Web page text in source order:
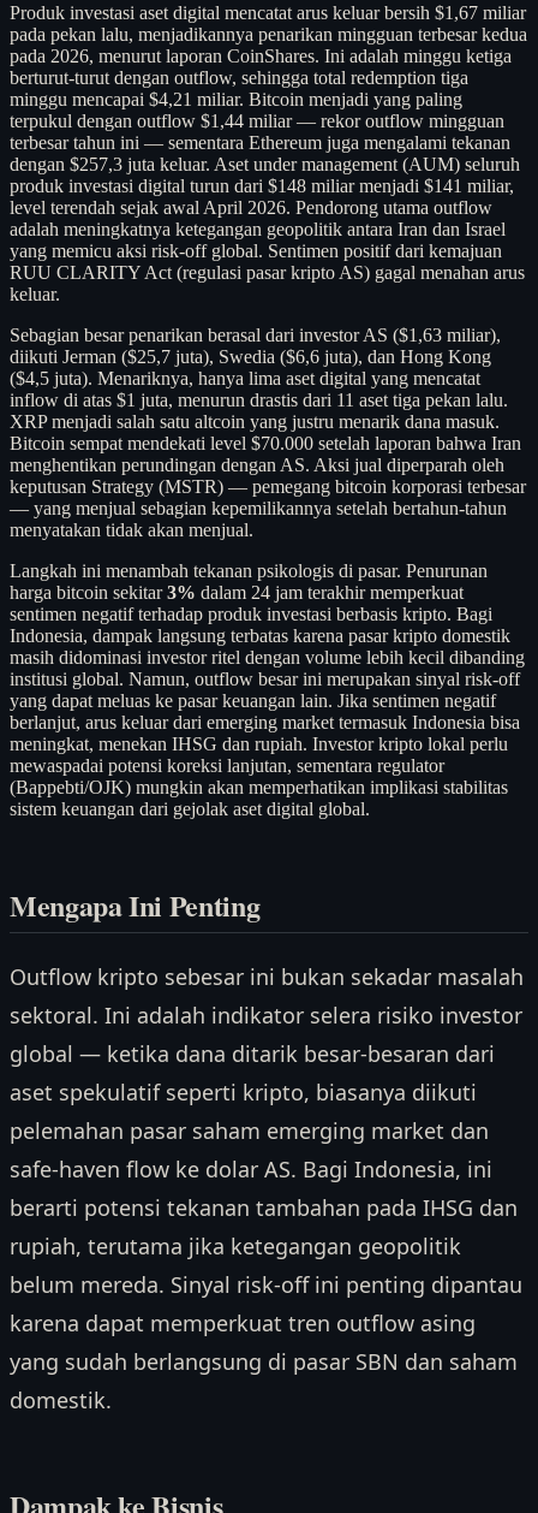
Produk investasi aset digital mencatat arus keluar bersih $1,67 miliar
pada pekan lalu, menjadikannya penarikan mingguan terbesar kedua
pada 2026, menurut laporan CoinShares. Ini adalah minggu ketiga
berturut-turut dengan outflow, sehingga total redemption tiga
minggu mencapai $4,21 miliar. Bitcoin menjadi yang paling
terpukul dengan outflow $1,44 miliar — rekor outflow mingguan
terbesar tahun ini — sementara Ethereum juga mengalami tekanan
dengan $257,3 juta keluar. Aset under management (AUM) seluruh
produk investasi digital turun dari $148 miliar menjadi $141 miliar,
level terendah sejak awal April 2026. Pendorong utama outflow
adalah meningkatnya ketegangan geopolitik antara Iran dan Israel
yang memicu aksi risk-off global. Sentimen positif dari kemajuan
RUU CLARITY Act (regulasi pasar kripto AS) gagal menahan arus
keluar.
Sebagian besar penarikan berasal dari investor AS ($1,63 miliar),
diikuti Jerman ($25,7 juta), Swedia ($6,6 juta), dan Hong Kong
($4,5 juta). Menariknya, hanya lima aset digital yang mencatat
inflow di atas $1 juta, menurun drastis dari 11 aset tiga pekan lalu.
XRP menjadi salah satu altcoin yang justru menarik dana masuk.
Bitcoin sempat mendekati level $70.000 setelah laporan bahwa Iran
menghentikan perundingan dengan AS. Aksi jual diperparah oleh
keputusan Strategy (MSTR) — pemegang bitcoin korporasi terbesar
— yang menjual sebagian kepemilikannya setelah bertahun-tahun
menyatakan tidak akan menjual.
Langkah ini menambah tekanan psikologis di pasar. Penurunan
harga bitcoin sekitar3% dalam 24 jam terakhir memperkuat
sentimen negatif terhadap produk investasi berbasis kripto. Bagi
Indonesia, dampak langsung terbatas karena pasar kripto domestik
masih didominasi investor ritel dengan volume lebih kecil dibanding
institusi global. Namun, outflow besar ini merupakan sinyal risk-off
yang dapat meluas ke pasar keuangan lain. Jika sentimen negatif
berlanjut, arus keluar dari emerging market termasuk Indonesia bisa
meningkat, menekan IHSG dan rupiah. Investor kripto lokal perlu
mewaspadai potensi koreksi lanjutan, sementara regulator
(Bappebti/OJK) mungkin akan memperhatikan implikasi stabilitas
sistem keuangan dari gejolak aset digital global.
Mengapa Ini Penting
Outflow kripto sebesar ini bukan sekadar masalah
sektoral. Ini adalah indikator selera risiko investor
global — ketika dana ditarik besar-besaran dari
aset spekulatif seperti kripto, biasanya diikuti
pelemahan pasar saham emerging market dan
safe-haven flow ke dolar AS. Bagi Indonesia, ini
berarti potensi tekanan tambahan pada IHSG dan
rupiah, terutama jika ketegangan geopolitik
belum mereda. Sinyal risk-off ini penting dipantau
karena dapat memperkuat tren outflow asing
yang sudah berlangsung di pasar SBN dan saham
domestik.